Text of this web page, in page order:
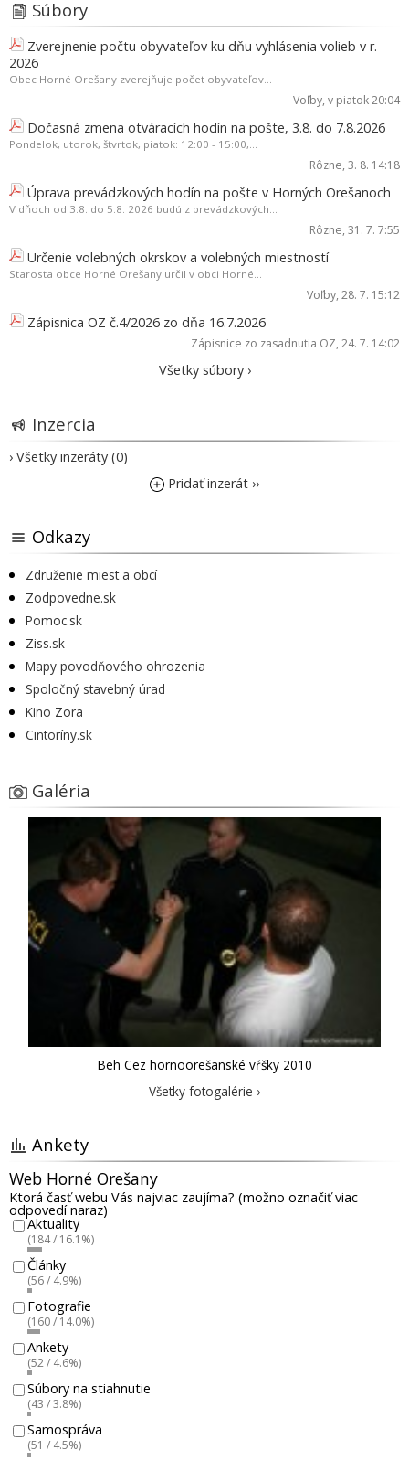
Súbory
Zverejnenie počtu obyvateľov ku dňu vyhlásenia volieb v r.
2026
Obec Horné Orešany zverejňuje počet obyvateľov...
Voľby, v piatok 20:04
Dočasná zmena otváracích hodín na pošte, 3.8. do 7.8.2026
Pondelok, utorok, štvrtok, piatok: 12:00 - 15:00,...
Rôzne, 3. 8. 14:18
Úprava prevádzkových hodín na pošte v Horných Orešanoch
V dňoch od 3.8. do 5.8. 2026 budú z prevádzkových...
Rôzne, 31. 7. 7:55
Určenie volebných okrskov a volebných miestností
Starosta obce Horné Orešany určil v obci Horné...
Voľby, 28. 7. 15:12
Zápisnica OZ č.4/2026 zo dňa 16.7.2026
Zápisnice zo zasadnutia OZ, 24. 7. 14:02
Všetky súbory ›
Inzercia
› Všetky inzeráty (0)
Pridať inzerát ››
Odkazy
Združenie miest a obcí
Zodpovedne.sk
Pomoc.sk
Ziss.sk
Mapy povodňového ohrozenia
Spoločný stavebný úrad
Kino Zora
Cintoríny.sk
Galéria
Beh Cez hornoorešanské vŕšky 2010
Všetky fotogalérie ›
Ankety
Web Horné Orešany
Ktorá časť webu Vás najviac zaujíma? (možno označiť viac
odpovedí naraz)
Aktuality
(184 / 16.1%)
Články
(56 / 4.9%)
Fotografie
(160 / 14.0%)
Ankety
(52 / 4.6%)
Súbory na stiahnutie
(43 / 3.8%)
Samospráva
(51 / 4.5%)